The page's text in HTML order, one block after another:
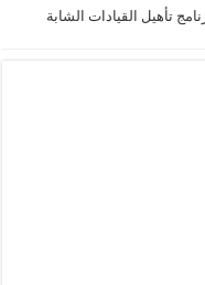
برنامج تأهيل القيادات الشابة